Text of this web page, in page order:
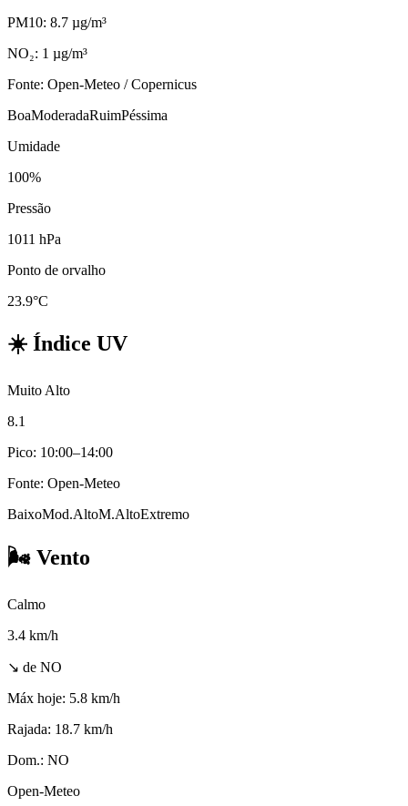
PM10: 8.7 µg/m³
NO₂: 1 µg/m³
Fonte: Open-Meteo / Copernicus
BoaModeradaRuimPéssima
Umidade
100%
Pressão
1011 hPa
Ponto de orvalho
23.9°C
☀️ Índice UV
Muito Alto
8.1
Pico: 10:00–14:00
Fonte: Open-Meteo
BaixoMod.AltoM.AltoExtremo
🌬️ Vento
Calmo
3.4 km/h
↘ de NO
Máx hoje: 5.8 km/h
Rajada: 18.7 km/h
Dom.: NO
Open-Meteo